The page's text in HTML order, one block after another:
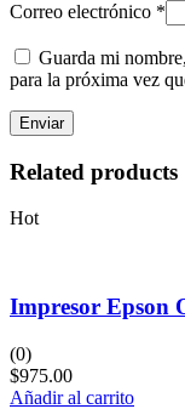
Correo electrónico *
Guarda mi
para la próxima vez
Related products
Hot
Impresor Epson
(0)
$975.00
Añadir al carrito